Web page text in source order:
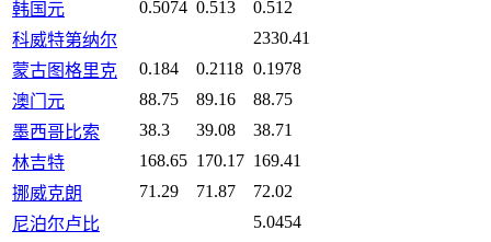
韩国元 0.5074 0.513
0.512
科威特第纳尔
2330.41
蒙古图格里克
0.184 0.2118 0.1978
澳门元
88.75 89.16
88.75
墨西哥比索
38.3 39.08
38.71
林吉特
168.65 170.17 169.41
挪威克朗
71.29 71.87
72.02
尼泊尔卢比
5.0454